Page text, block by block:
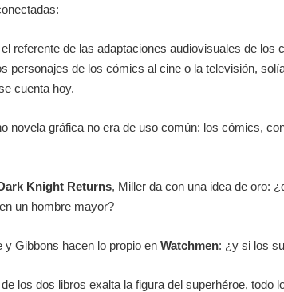
referente de las adaptaciones audiovisuales de los
personajes de los cómics al cine o la televisión,
cuenta hoy.
novela gráfica no era de uso común: los cómics,
Knight Returns, Miller da con una idea de oro:
un hombre mayor?
y Gibbons hacen lo propio enWatchmen: ¿y si los
los dos libros exalta la figura del superhéroe,